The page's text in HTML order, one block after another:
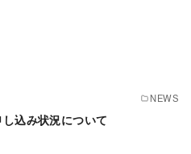
NEWS
込み状況について